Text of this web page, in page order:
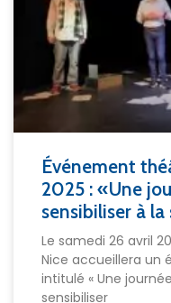
Événement
2025 : «Une
sensibiliser à
Le samedi 26 avril
Nice accueillera un
intitulé « Une
sensibiliser